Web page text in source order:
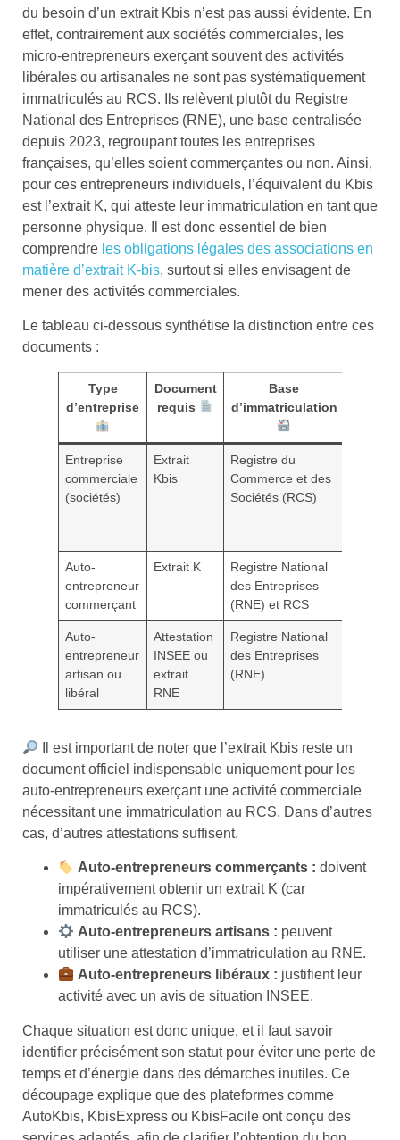
du besoin d’un extrait Kbis n’est pas aussi évidente. En
effet, contrairement aux sociétés commerciales, les
micro-entrepreneurs exerçant souvent des activités
libérales ou artisanales ne sont pas systématiquement
immatriculés au RCS. Ils relèvent plutôt du Registre
National des Entreprises (RNE), une base centralisée
depuis 2023, regroupant toutes les entreprises
françaises, qu’elles soient commerçantes ou non. Ainsi,
pour ces entrepreneurs individuels, l’équivalent du Kbis
est l’extrait K, qui atteste leur immatriculation en tant que
personne physique. Il est donc essentiel de bien
comprendre les obligations légales des associations en
matière d’extrait K-bis, surtout si elles envisagent de
mener des activités commerciales.
Le tableau ci-dessous synthétise la distinction entre ces
documents :
Type
d’entreprise
Document
requis
Base
d’immatriculation
Entreprise
commerciale
(sociétés)
Extrait
Kbis
Registre du
Commerce et des
Sociétés (RCS)
Auto-
entrepreneur
commerçant
Extrait K
Registre National
des Entreprises
(RNE) et RCS
Auto-
entrepreneur
artisan ou
libéral
Attestation
INSEE ou
extrait
RNE
Registre National
des Entreprises
(RNE)
Il est important de noter que l’extrait Kbis reste un
document officiel indispensable uniquement pour les
auto-entrepreneurs exerçant une activité commerciale
nécessitant une immatriculation au RCS. Dans d’autres
cas, d’autres attestations suffisent.
Auto-entrepreneurs commerçants : doivent
impérativement obtenir un extrait K (car
immatriculés au RCS).
Auto-entrepreneurs artisans : peuvent
utiliser une attestation d’immatriculation au RNE.
Auto-entrepreneurs libéraux : justifient leur
activité avec un avis de situation INSEE.
Chaque situation est donc unique, et il faut savoir
identifier précisément son statut pour éviter une perte de
temps et d’énergie dans des démarches inutiles. Ce
découpage explique que des plateformes comme
AutoKbis, KbisExpress ou KbisFacile ont conçu des